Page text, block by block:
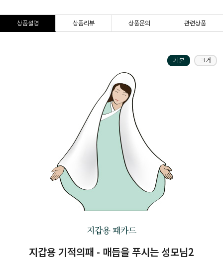
상품설명 상품리뷰 상품문의 관련상품
기본 크게
지갑용 패카드
지갑용 기적의패 - 매듭을 푸시는 성모님2